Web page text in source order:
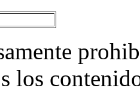
los